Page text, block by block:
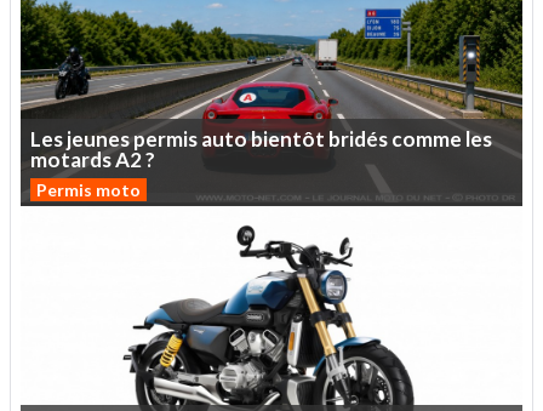
Lesjeunespermisautobientôt bridéscommeles
motardsA2?
Permis moto